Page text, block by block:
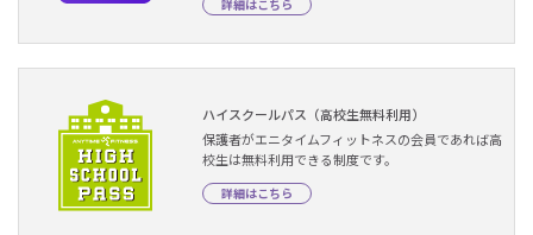
詳細はこちら
ハイスクールパス（高校生無料利用）
保護者がエニタイムフィットネスの会員であれば高
校生は無料利用できる制度です。
詳細はこちら